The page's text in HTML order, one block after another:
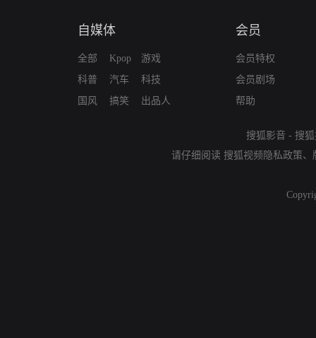
自媒体
全部
科普
国风
Kpop
汽车
搞笑
游戏
科技
出品人
会员
会员特权
会员剧场
帮助
搜狐影音 - 搜
请仔细阅读 搜狐视频隐私政策、